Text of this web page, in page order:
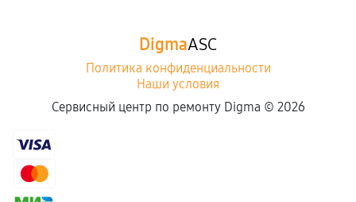
DigmaASC
Политика конфиденциальности
Наши условия
Сервисный центр по ремонту Digma © 2026